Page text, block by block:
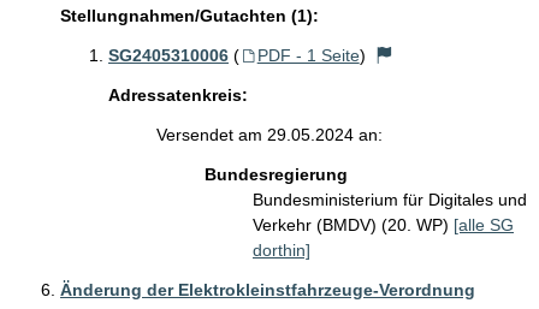
Stellungnahmen/Gutachten (1):
SG2405310006 ( PDF - 1 Seite)
Adressatenkreis:
Versendet am 29.05.2024 an:
Bundesregierung
Bundesministerium für Digitales und
Verkehr (BMDV) (20. WP) [alle SG
dorthin]
Änderung der Elektrokleinstfahrzeuge-Verordnung